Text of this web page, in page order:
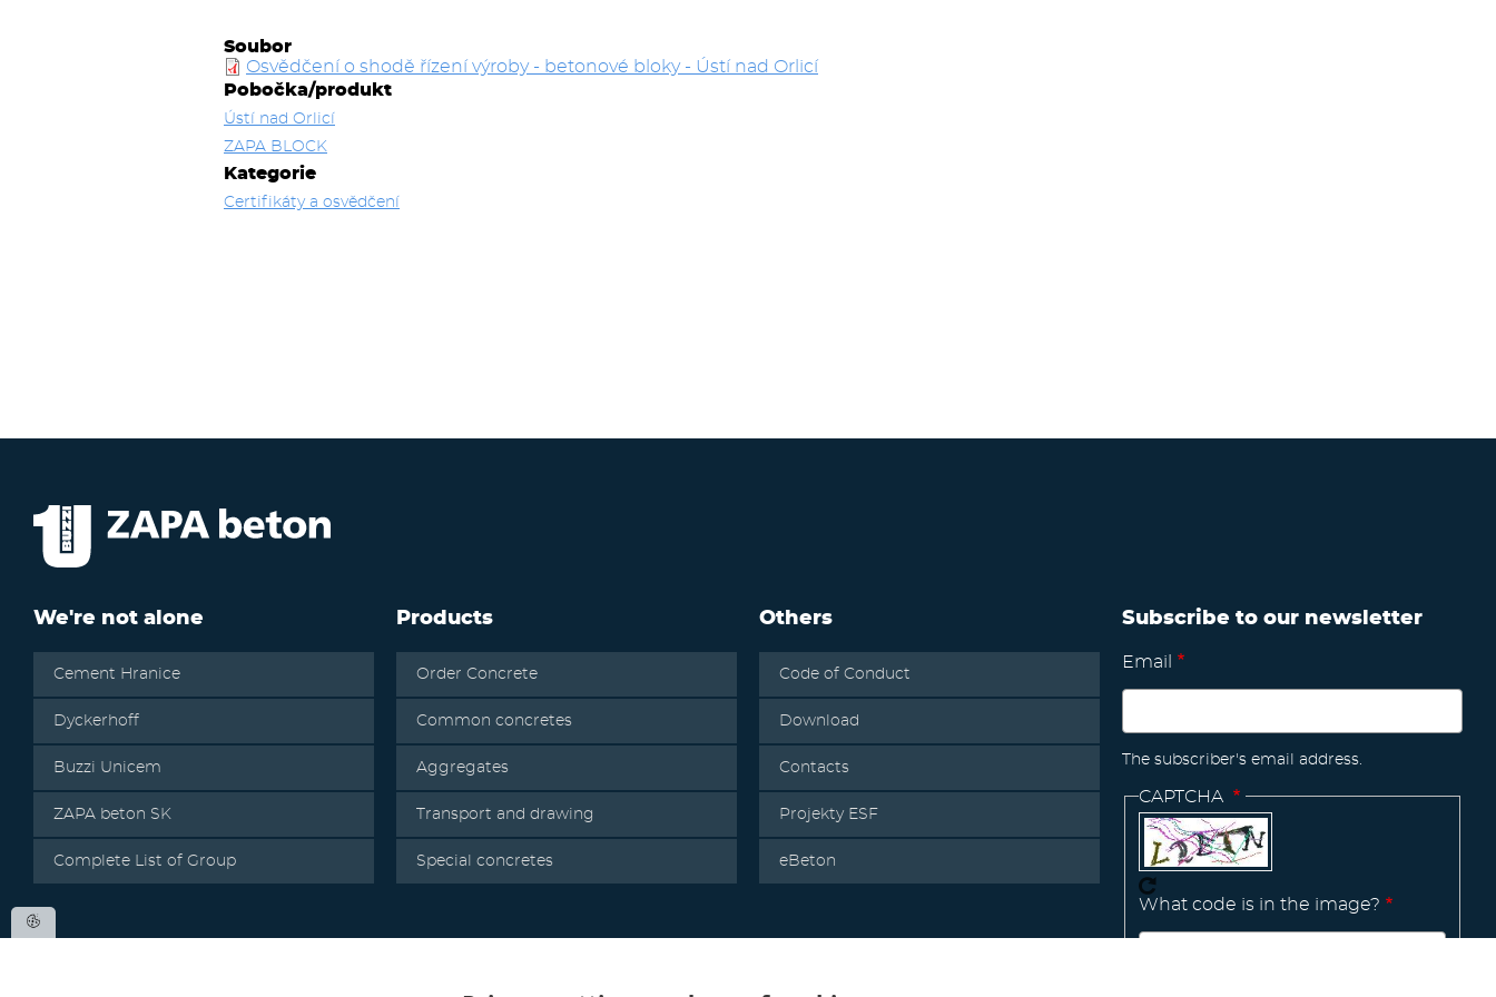
Soubor
Osvědčení o shodě řízení výroby - betonové bloky - Ústí nad Orlicí
Pobočka/produkt
Ústí nad Orlicí
ZAPA BLOCK
Kategorie
Certifikáty a osvědčení
We're not alone
Cement Hranice
Dyckerhoff
Buzzi Unicem
ZAPA beton SK
Complete List of Group
Products
Order Concrete
Common concretes
Aggregates
Transport and drawing
Special concretes
Others
Code of Conduct
Download
Contacts
Projekty ESF
eBeton
Subscribe to our newsletter
Email
The subscriber's email address.
CAPTCHA
What code is in the image?